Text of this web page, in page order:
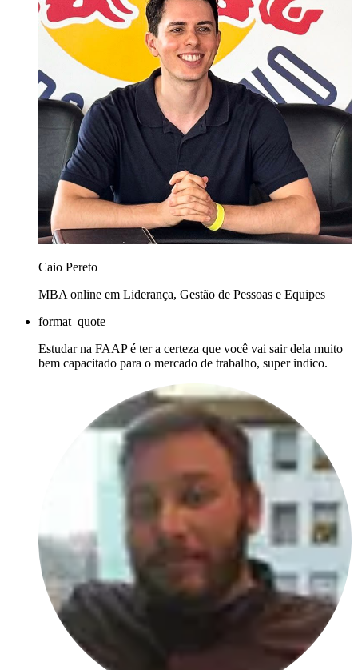
Caio Pereto
MBA online em Liderança, Gestão de Pessoas e Equipes
format_quote
Estudar na FAAP é ter a certeza que você vai sair dela muito
bem capacitado para o mercado de trabalho, super indico.